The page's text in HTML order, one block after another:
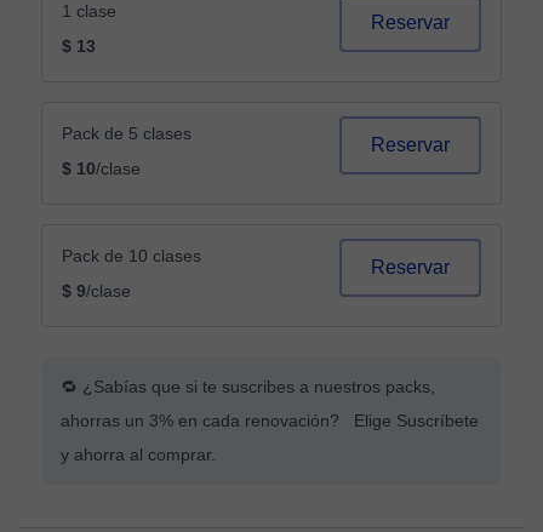
1 clase
$ 13
Reservar
Pack de 5 clases
$ 10/clase
Reservar
Pack de 10 clases
$ 9/clase
Reservar
🔁 ¿Sabías que si te suscribes a nuestros packs,
ahorras un 3% en cada renovación? Elige Suscríbete
y ahorra al comprar.